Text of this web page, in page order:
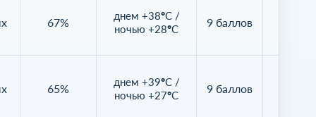
67%
днем +38°C /
ночью +28°C
9 баллов
65%
днем +39°C /
ночью +27°C
9 баллов